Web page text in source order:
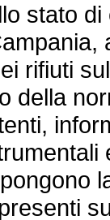
stato
rifiuti
della